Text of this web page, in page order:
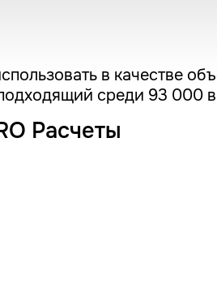
в качестве
среди 93 000
Расчеты